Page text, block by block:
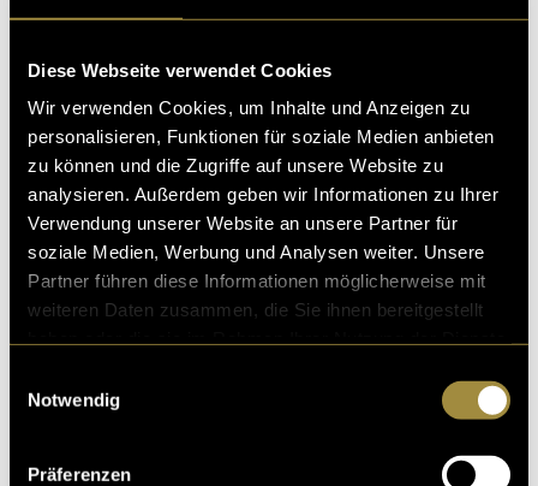
Diese Webseite verwendet Cookies
Wir verwenden Cookies, um Inhalte und Anzeigen zu
personalisieren, Funktionen für soziale Medien anbieten
zu können und die Zugriffe auf unsere Website zu
analysieren. Außerdem geben wir Informationen zu Ihrer
Verwendung unserer Website an unsere Partner für
soziale Medien, Werbung und Analysen weiter. Unsere
Partner führen diese Informationen möglicherweise mit
weiteren Daten zusammen, die Sie ihnen bereitgestellt
Notwendig
Präferenzen
Überarbeitung und Strukturierung des gesprochenen
Inhalts. Dabei stand vor allem der rote Faden im
Fokus, damit die verschiedenen Themen logisch
aufeinander aufbauen und ein stimmiges Gesamtbild
Postproduktion. Ein grosser Teil dieser Phase bestand
aus der Sichtung und Auswahl des aufgenommenen
verschiedenen Sequenzen.